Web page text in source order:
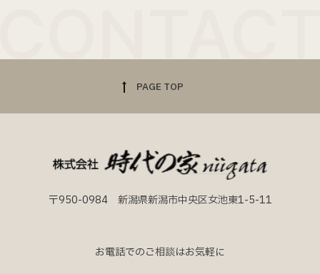
PAGE TOP
〒950-0984 新潟県新潟市中央区女池東1-5-11
お電話でのご相談はお気軽に